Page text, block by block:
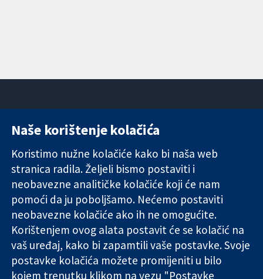
Pouzdani dokazi.
Utemeljeni
dokazi.
Bolje zdravlje.
11-13 Cavendish
London
W1G 0AN
Ujedinjeno
Kraljevstvo
Novosti
medije
O nama
Poslovi
Cochrane
Library
Naše korištenje kolačića
Koristimo nužne kolačiće kako bi naša web
stranica radila. Željeli bismo postaviti i
neobavezne analitičke kolačiće koji će nam
pomoći da ju poboljšamo. Nećemo postaviti
neobavezne kolačiće ako ih ne omogućite.
Korištenjem ovog alata postavit će se kolačić na
vaš uređaj, kako bi zapamtili vaše postavke. Svoje
postavke kolačića možete promijeniti u bilo
kojem trenutku klikom na vezu "Postavke